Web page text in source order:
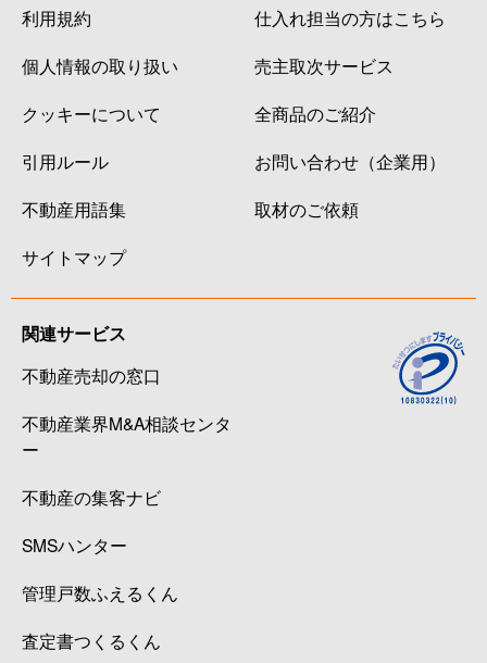
利用規約
個人情報の取り扱い
クッキーについて
引用ルール
不動産用語集
サイトマップ
仕入れ担当の方はこちら
売主取次サービス
全商品のご紹介
お問い合わせ（企業用）
取材のご依頼
関連サービス
不動産売却の窓口
不動産業界M&A相談センタ
ー
不動産の集客ナビ
SMSハンター
管理戸数ふえるくん
査定書つくるくん